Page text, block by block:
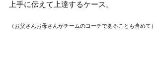
上手に伝えて上達するケース。
（お父さんお母さんがチームのコーチであることも含めて）